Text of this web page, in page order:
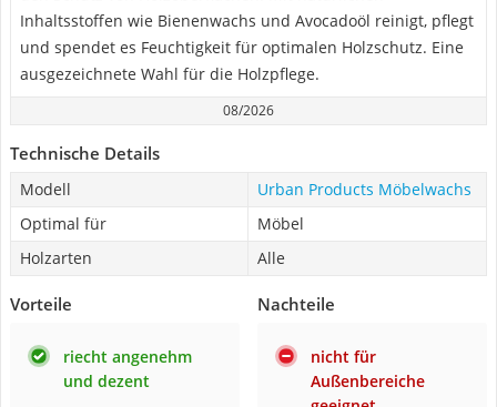
Inhaltsstoffen wie Bienenwachs und Avocadoöl reinigt, pflegt
und spendet es Feuchtigkeit für optimalen Holzschutz. Eine
ausgezeichnete Wahl für die Holzpflege.
08/2026
Technische Details
Modell
Urban Products Möbelwachs
Optimal für
Möbel
Holzarten
Alle
Vorteile
riecht angenehm
und dezent
Nachteile
nicht für
Außenbereiche